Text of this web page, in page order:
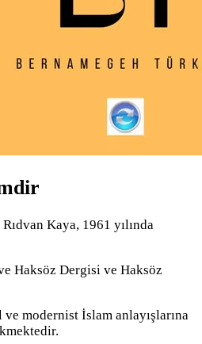
Kaya, 1961 yılında
Haksöz Dergisi ve Haksöz
modernist İslam anlayışlarına